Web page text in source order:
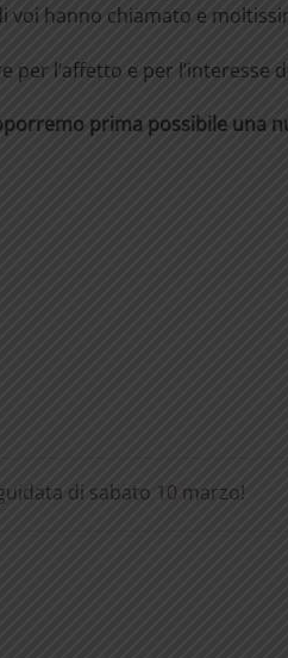
voi hanno chiamato e
per l’affetto e per l’interesse
prima possibile una
di sabato 10 marzo!